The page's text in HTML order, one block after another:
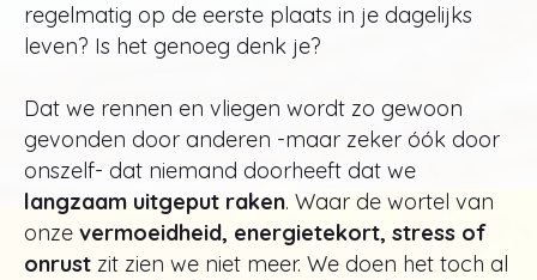
regelmatig op de eerste plaats in je dagelijks
leven? Is het genoeg denk je?
Dat we rennen en vliegen wordt zo gewoon
gevonden door anderen -maar zeker óók door
onszelf- dat niemand doorheeft dat we
langzaam uitgeput raken. Waar de wortel van
onze vermoeidheid, energietekort, stress of
onrust zit zien we niet meer. We doen het toch al